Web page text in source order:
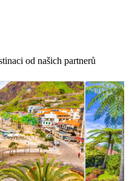
od našich partnerů